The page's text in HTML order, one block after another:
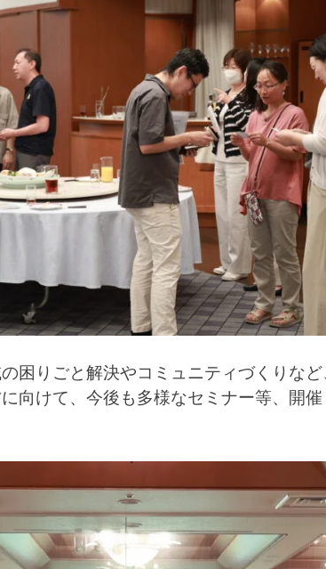
困りごと解決やコミュニティづくりなど
向けて、今後も多様なセミナー等、開催